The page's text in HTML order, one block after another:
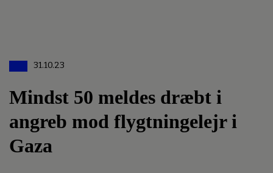
31.10.23
Mindst 50 meldes dræbt i
angreb mod flygtningelejr i
Gaza